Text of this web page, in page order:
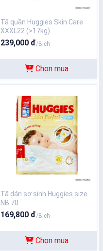
Tã quần Huggies Skin Care
XXXL22 (>17kg)
239,000 đ/Bịch
Chọn mua
Tã dán sơ sinh Huggies size
NB 70
169,800 đ/Bịch
Chọn mua